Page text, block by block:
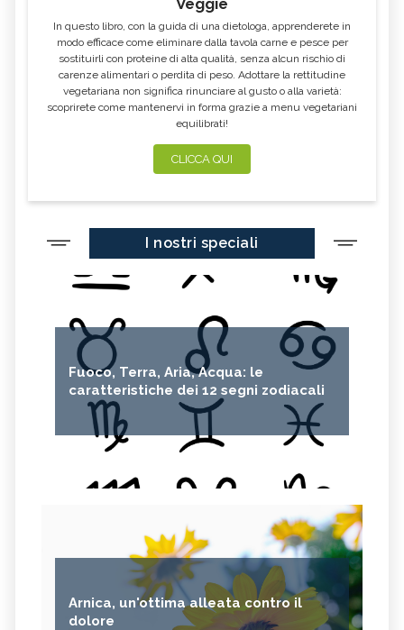
In questo libro, con la guida di una dietologa, apprenderete in
modo efficace come eliminare dalla tavola carne e pesce per
sostituirli con proteine di alta qualità, senza alcun rischio di
carenze alimentari o perdita di peso. Adottare la rettitudine
vegetariana non significa rinunciare al gusto o alla varietà:
scoprirete come mantenervi in forma grazie a menu vegetariani
equilibrati!
CLICCA QUI
I nostri speciali
Fuoco, Terra, Aria, Acqua: le
caratteristiche dei 12 segni zodiacali
Arnica, un'ottima alleata contro il
dolore